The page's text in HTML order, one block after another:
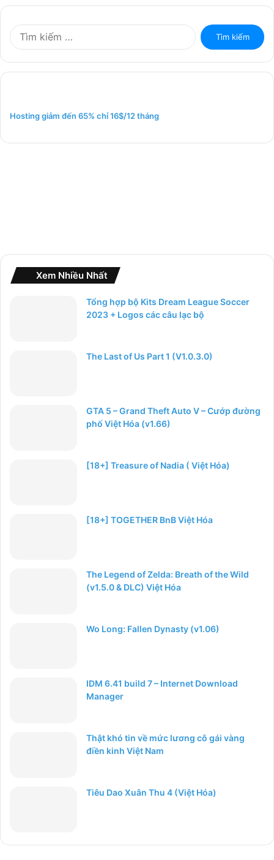
o
Hosting giảm đến 65% chỉ 16$/12 tháng
Xem Nhiều Nhất
Tổng hợp bộ Kits Dream League Soccer
2023 + Logos các câu lạc bộ
The Last of Us Part 1 (V1.0.3.0)
GTA 5 – Grand Theft Auto V – Cướp đường
phố Việt Hóa (v1.66)
[18+] Treasure of Nadia ( Việt Hóa)
[18+] TOGETHER BnB Việt Hóa
The Legend of Zelda: Breath of the Wild
(v1.5.0 & DLC) Việt Hóa
Wo Long: Fallen Dynasty (v1.06)
IDM 6.41 build 7 – Internet Download
Manager
Thật khó tin về mức lương cô gái vàng
điền kinh Việt Nam
Tiêu Dao Xuân Thu 4 (Việt Hóa)